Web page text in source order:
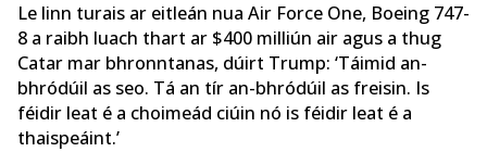
Le linn turais ar eitleán nua Air Force One, Boeing 747-
8 a raibh luach thart ar $400 milliún air agus a thug
Catar mar bhronntanas, dúirt Trump: ‘Táimid an-
bhródúil as seo. Tá an tír an-bhródúil as freisin. Is
féidir leat é a choimeád ciúin nó is féidir leat é a
thaispeáint.’